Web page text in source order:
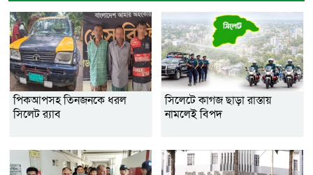
পিকআপসহ তিনজনকে ধরল
সিলেট র‌্যাব
সিলেটে কাগজ ছাড়া রাস্তায়
নামলেই বিপদ